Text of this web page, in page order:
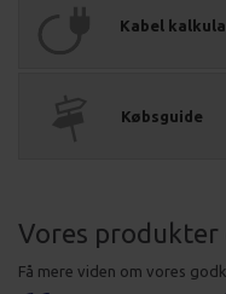
Kabel
Købsguide
Vores produkter
Få mere viden om vores